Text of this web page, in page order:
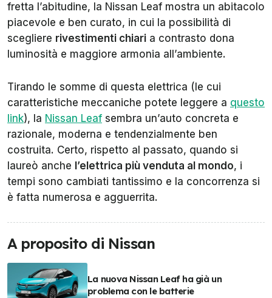
fretta l’abitudine, la Nissan Leaf mostra un abitacolo
piacevole e ben curato, in cui la possibilità di
scegliere rivestimenti chiari a contrasto dona
luminosità e maggiore armonia all’ambiente.
Tirando le somme di questa elettrica (le cui
caratteristiche meccaniche potete leggere a questo
link), la Nissan Leaf sembra un’auto concreta e
razionale, moderna e tendenzialmente ben
costruita. Certo, rispetto al passato, quando si
laureò anche l’elettrica più venduta al mondo, i
tempi sono cambiati tantissimo e la concorrenza si
è fatta numerosa e agguerrita.
A proposito di Nissan
La nuova Nissan Leaf ha già un
problema con le batterie